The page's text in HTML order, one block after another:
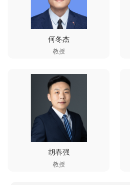
何冬杰
教授
胡春强
教授